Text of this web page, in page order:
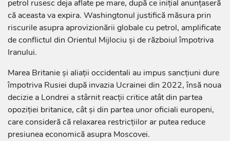
petrol rusesc deja aflate pe mare, după ce inițial anunțaseră
că aceasta va expira. Washingtonul justifică măsura prin
riscurile asupra aprovizionării globale cu petrol, amplificate
de conflictul din Orientul Mijlociu și de războiul împotriva
Iranului.
Marea Britanie și aliații occidentali au impus sancțiuni dure
împotriva Rusiei după invazia Ucrainei din 2022, însă noua
decizie a Londrei a stârnit reacții critice atât din partea
opoziției britanice, cât și din partea unor oficiali europeni,
care consideră că relaxarea restricțiilor ar putea reduce
presiunea economică asupra Moscovei.